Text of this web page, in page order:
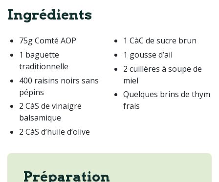
Ingrédients
75g Comté AOP
1 baguette
traditionnelle
400 raisins noirs sans
pépins
2 CàS de vinaigre
balsamique
2 CàS d’huile d’olive
1 CàC de sucre brun
1 gousse d’ail
2 cuillères à soupe de
miel
Quelques brins de thym
frais
Préparation